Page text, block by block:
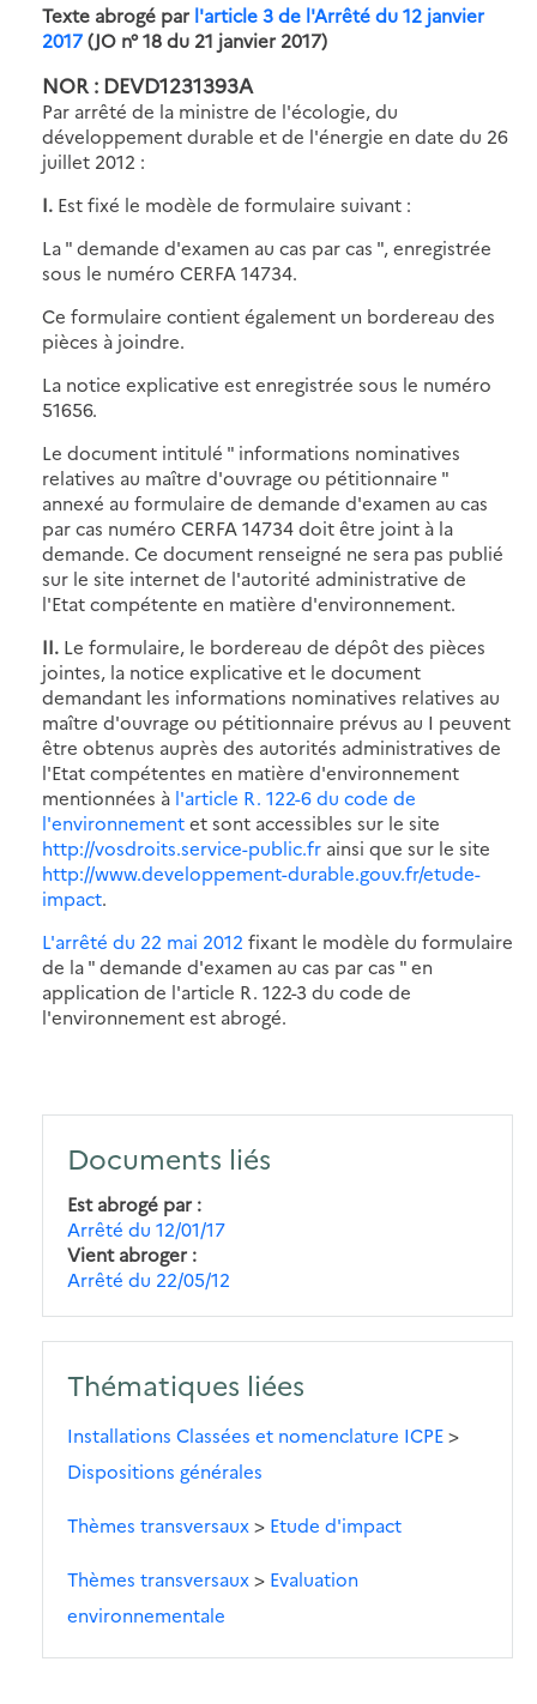
Texte abrogé par l'article 3 de l'Arrêté du 12 janvier
2017(JO n° 18 du 21 janvier 2017)
NOR : DEVD1231393A
Par arrêté de la ministre de l'écologie, du
développement durable et de l'énergie en date du 26
juillet 2012 :
I. Est fixé le modèle de formulaire suivant :
La " demande d'examen au cas par cas ", enregistrée
sous le numéro CERFA 14734.
Ce formulaire contient également un bordereau des
pièces à joindre.
La notice explicative est enregistrée sous le numéro
51656.
Le document intitulé " informations nominatives
relatives au maître d'ouvrage ou pétitionnaire "
annexé au formulaire de demande d'examen au cas
par cas numéro CERFA 14734 doit être joint à la
demande. Ce document renseigné ne sera pas publié
sur le site internet de l'autorité administrative de
l'Etat compétente en matière d'environnement.
II. Le formulaire, le bordereau de dépôt des pièces
jointes, la notice explicative et le document
demandant les informations nominatives relatives au
maître d'ouvrage ou pétitionnaire prévus au I peuvent
être obtenus auprès des autorités administratives de
l'Etat compétentes en matière d'environnement
mentionnées à l'article R. 122-6 du code de
l'environnementet sont accessibles sur le site
http://vosdroits.service-public.fr ainsi que sur le site
http://www.developpement-durable.gouv.fr/etude-
impact.
L'arrêté du 22 mai 2012 fixant le modèle du formulaire
de la " demande d'examen au cas par cas " en
application de l'article R. 122-3 du code de
l'environnement est abrogé.
Documents liés
Est abrogé par
Arrêté du 12/01/17
Vient abroger
Arrêté du 22/05/12
Thématiques liées
Installations Classées et nomenclature ICPE>
Dispositions générales
Thèmes transversaux> Etude d'impact
Thèmes transversaux> Evaluation
environnementale